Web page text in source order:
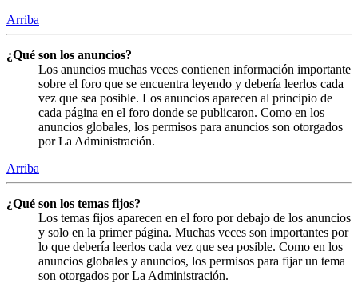
Arriba
¿Qué son los anuncios?
Los anuncios muchas veces contienen información importante
sobre el foro que se encuentra leyendo y debería leerlos cada
vez que sea posible. Los anuncios aparecen al principio de
cada página en el foro donde se publicaron. Como en los
anuncios globales, los permisos para anuncios son otorgados
por La Administración.
Arriba
¿Qué son los temas fijos?
Los temas fijos aparecen en el foro por debajo de los anuncios
y solo en la primer página. Muchas veces son importantes por
lo que debería leerlos cada vez que sea posible. Como en los
anuncios globales y anuncios, los permisos para fijar un tema
son otorgados por La Administración.